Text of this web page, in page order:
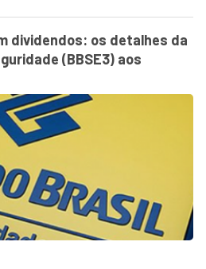
dividendos: os detalhes da
(BBSE3) aos